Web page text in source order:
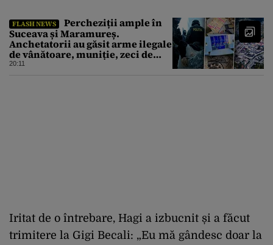
FLASH NEWS
Percheziții ample în
Suceava și Maramureș.
Anchetatorii au găsit arme ilegale
de vânătoare, muniție, zeci de
trofee de vânat și materiale
20:11
Iritat de o întrebare, Hagi a izbucnit și a făcut
trimitere la Gigi Becali: „Eu mă gândesc doar la